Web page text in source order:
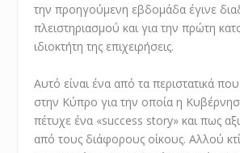
την προηγούμενη εβδομάδα έγινε
πλειστηριασμού και για την πρώτη
ιδιοκτήτη της επιχειρήσεις.
Αυτό είναι ένα από τα περιστατικά
στην Κύπρο για την οποία η
πέτυχε ένα «success story» και πως
από τους διάφορους οίκους. Αλλού